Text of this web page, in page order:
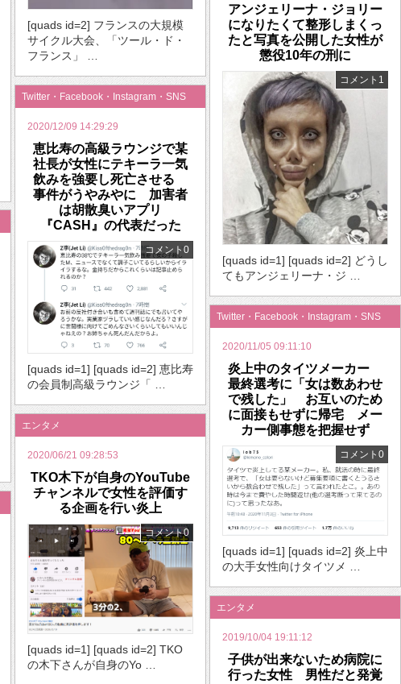
[quads id=2] フランスの大規模
サイクル大会、「ツール・ド・
フランス」 …
アンジェリーナ・ジョリー
になりたくて整形しまくっ
たと写真を公開した女性が
懲役10年の刑に
コメント1
[quads id=1] [quads id=2] どうし
てもアンジェリーナ・ジ …
Twitter・Facebook・Instagram・SNS
2020/12/09 14:29:29
恵比寿の高級ラウンジで某
社長が女性にテキーラ一気
飲みを強要し死亡させる
事件がうやみやに 加害者
は胡散臭いアプリ
『CASH』の代表だった
コメント0
[quads id=1] [quads id=2] 恵比寿
の会員制高級ラウンジ「 …
Twitter・Facebook・Instagram・SNS
2020/11/05 09:11:10
炎上中のタイツメーカー
最終選考に「女は数あわせ
で残した」 お互いのため
に面接もせずに帰宅 メー
カー側事態を把握せず
コメント0
[quads id=1] [quads id=2] 炎上中
の大手女性向けタイツメ …
エンタメ
2020/06/21 09:28:53
TKO木下が自身のYouTube
チャンネルで女性を評価す
る企画を行い炎上
コメント0
[quads id=1] [quads id=2] TKO
の木下さんが自身のYo …
エンタメ
2019/10/04 19:11:12
子供が出来ないため病院に
行った女性 男性だと発覚